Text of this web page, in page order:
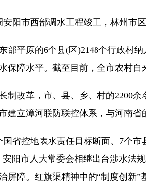
市西部调水工程竣工，林州市区
平原的6个县(区)2148个行政村纳
保障水平。截至目前，全市农村自
改革，市、县、乡、村的2200余
建立漳河联防联控体系，与河南省
控地表水责任目标断面、7个市
安阳市人大常委会相继出台涉水法
屏障。红旗渠精神中的“制度创新